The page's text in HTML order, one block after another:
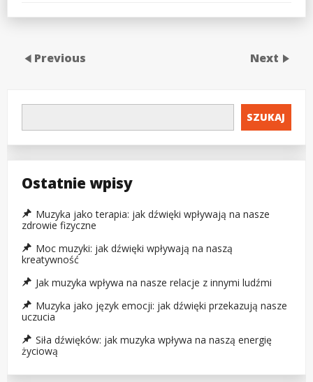
Previous Next
SZUKAJ
Ostatnie wpisy
Muzyka jako terapia: jak dźwięki wpływają na nasze
zdrowie fizyczne
Moc muzyki: jak dźwięki wpływają na naszą
kreatywność
Jak muzyka wpływa na nasze relacje z innymi ludźmi
Muzyka jako język emocji: jak dźwięki przekazują nasze
uczucia
Siła dźwięków: jak muzyka wpływa na naszą energię
życiową